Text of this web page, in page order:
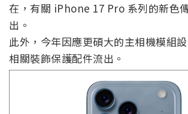
在，有關 iPhone 17 Pro 系列的新色
出。
此外，今年因應更碩大的主相機模組
相關裝飾保護配件流出。